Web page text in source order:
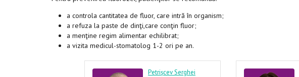
a controla cantitatea de fluor, care intră în organism;
a refuza la paste de dinţi,care conţin fluor;
a menţine regim alimentar echilibrat;
a vizita medicul-stomatolog 1-2 ori pe an.
Petrișcev Serghei